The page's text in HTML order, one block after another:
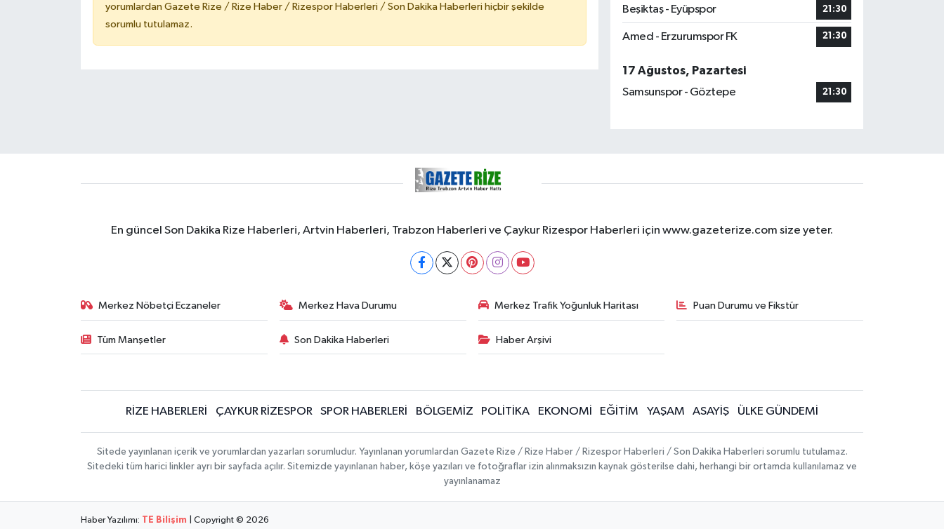
yorumlardan Gazete Rize / Rize Haber / Rizespor Haberleri / Son Dakika Haberleri hiçbir şekilde
sorumlu tutulamaz.
Beşiktaş - Eyüpspor 21:30
Amed - Erzurumspor FK 21:30
17 Ağustos, Pazartesi
Samsunspor - Göztepe
21:30
En güncel Son Dakika Rize Haberleri, Artvin Haberleri, Trabzon Haberleri ve Çaykur Rizespor Haberleri için www.gazeterize.com size yeter.
Merkez Nöbetçi Eczaneler Merkez Hava Durumu Merkez Trafik Yoğunluk Haritası Puan Durumu ve Fikstür
Tüm Manşetler Son Dakika Haberleri Haber Arşivi
RİZE HABERLERİ ÇAYKUR RİZESPOR SPOR HABERLERİ BÖLGEMİZ POLİTİKA EKONOMİ EĞİTİM YAŞAM ASAYİŞ ÜLKE GÜNDEMİ
Sitede yayınlanan içerik ve yorumlardan yazarları sorumludur. Yayınlanan yorumlardan Gazete Rize / Rize Haber / Rizespor Haberleri / Son Dakika Haberleri sorumlu tutulamaz.
Sitedeki tüm harici linkler ayrı bir sayfada açılır. Sitemizde yayınlanan haber, köşe yazıları ve fotoğraflar izin alınmaksızın kaynak gösterilse dahi, herhangi bir ortamda kullanılamaz ve
yayınlanamaz
Haber Yazılımı: TE Bilişim | Copyright © 2026